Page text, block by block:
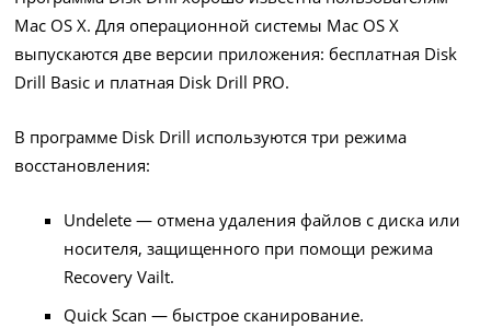
Mac OS X. Для операционной системы Mac OS X
выпускаются две версии приложения: бесплатная Disk
Drill Basic и платная Disk Drill PRO.
В программе Disk Drill используются три режима
восстановления:
Undelete — отмена удаления файлов с диска или
носителя, защищенного при помощи режима
Recovery Vailt.
Quick Scan — быстрое сканирование.